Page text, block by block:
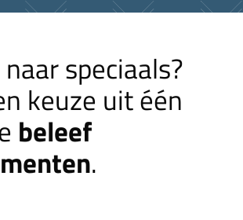
speciaals?
keuze uit één
beleef
.